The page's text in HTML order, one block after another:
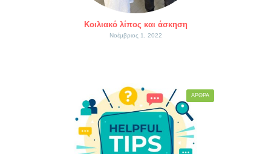
Κοιλιακό λίπος και άσκηση
Νοέμβριος 1, 2022
ΆΡΘΡΑ